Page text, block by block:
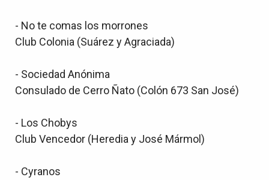
- No te comas los morrones
Club Colonia (Suárez y Agraciada)
- Sociedad Anónima
Consulado de Cerro Ñato (Colón 673 San José)
- Los Chobys
Club Vencedor (Heredia y José Mármol)
- Cyranos